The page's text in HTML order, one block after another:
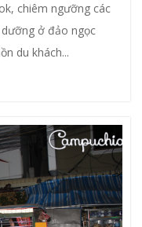
chiêm ngưỡng các
ở đảo ngọc
du khách...